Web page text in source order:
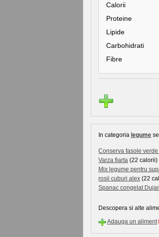
Calorii
Proteine
Lipide
Carbohidrati
Fibre
In categoria legume
Conserva fasole
Varza fiarta (22 calorii)
Mix legume pentru
rosii cuburi alex (22
Spanac congelat
Descopera si alte
Adauga un aliment